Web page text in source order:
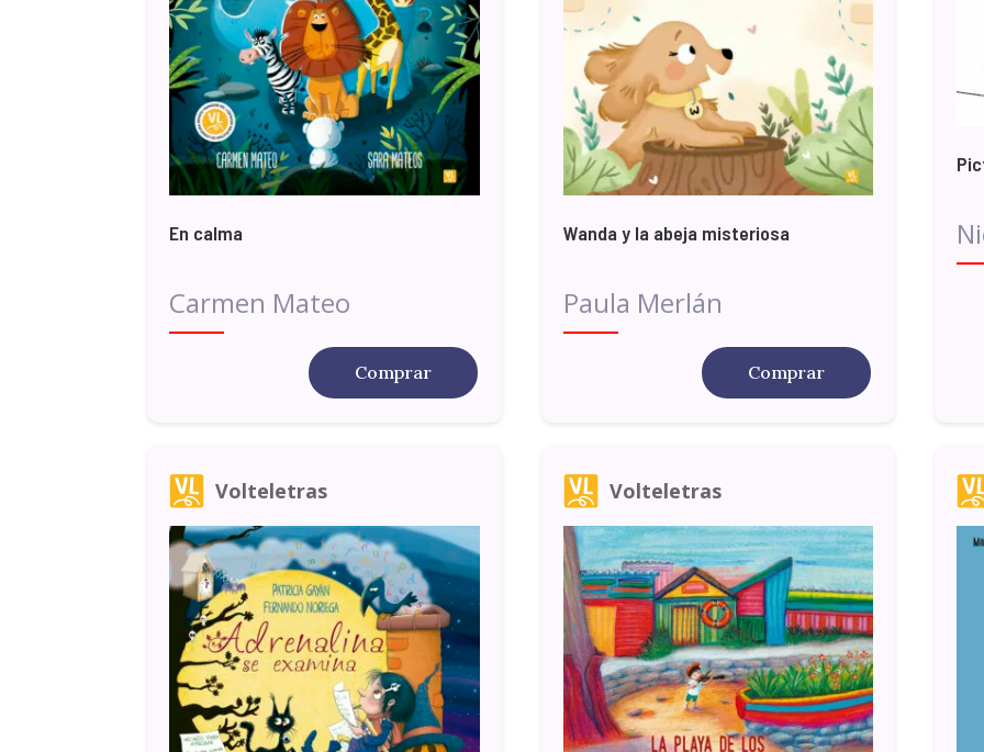
En calma
Carmen Mateo
Comprar
Wanda y la abeja misteriosa
Paula Merlán
Comprar
Volteletras Volteletras